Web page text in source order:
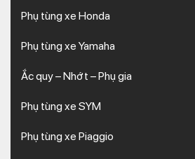
Phụ tùng xe Honda
Phụ tùng xe Yamaha
Ắc quy – Nhớt – Phụ gia
Phụ tùng xe SYM
Phụ tùng xe Piaggio